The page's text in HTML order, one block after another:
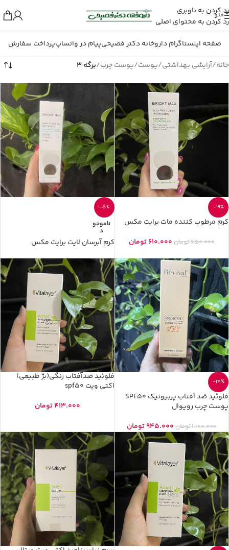
رد کردن به ناوبری
رد کردن به محتوای اصلی
منو
صفحه اینستاگرام داروخانه دکتر فصیحیپیام در واتساپپرداخت سفارش
خانه/آرایشی بهداشتی/پوست/پوست چرب/برگه 3
-19%
کرم مرطوب کننده مات برایت مکس
750.000تومان 610.000تومان
-5%
ناموجو
د
کرم آبرسان لایت برایت مکس
-14%
فلوئید ضد آفتاب پربیوتیک SPF50
پوست چرب رویوال
1.100.000تومان 945.000تومان
فلوئید ضدآفتاب رنگی(بژ طبیعی)
اکتی ویت spf50
413.000تومان